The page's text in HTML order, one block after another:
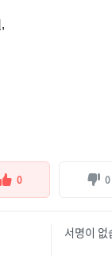
,
0 0
서명이 없